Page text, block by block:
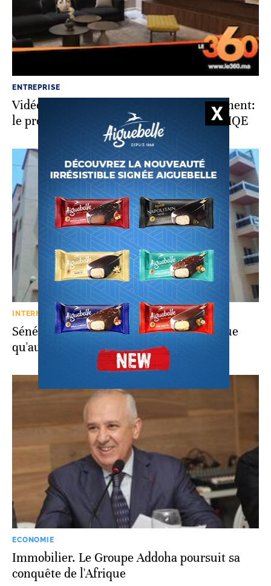
ENTREPRISE
Vidéo. Immobilier. Al Akaria Développement:
le projet Next House Casa Anfa certifié HQE
INTERNATIONAL
Sénégal. Immobilier: "Circulez, on ne loue
qu'aux étrangers"
ECONOMIE
Immobilier. Le Groupe Addoha poursuit sa
conquête de l'Afrique